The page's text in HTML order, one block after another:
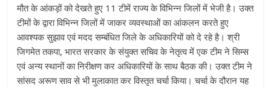
मौत के आंकड़ों को देखते हुए 11 टीमें राज्य के विभिन्न जिलों में भेजी है। उक्त
टीमों के द्वारा विभिन्न जिलों में जाकर व्यवस्थाओं का आंकलन करते हुए
आवश्यक सुझाव एवं मदद सम्बंधित जिले के अधिकारियों को दे रहे है। श्री
जिगमेत तकपा, भारत सरकार के संयुक्त सचिव के नेतृत्व में एक टीम ने सिम्स
एवं अन्य स्थानों का निरीक्षण कर अधिकारियों के साथ बैठक की। उक्त टीम ने
सांसद अरूण साव से भी मुलाकात कर विस्तृत चर्चा किया। चर्चा के दौरान यह